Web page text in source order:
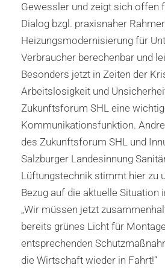
Gewessler und zeigt sich offen
Dialog bzgl. praxisnaher
Heizungsmodernisierung für
Verbraucher berechenbar und
Besonders jetzt in Zeiten der
Arbeitslosigkeit und
Zukunftsforum SHL eine
Kommunikationsfunktion.
des Zukunftsforum SHL und
Salzburger Landesinnung
Lüftungstechnik stimmt hier zu
Bezug auf die aktuelle Situation
„Wir müssen jetzt
bereits grünes Licht für
entsprechenden
die Wirtschaft wieder in Fahrt!“